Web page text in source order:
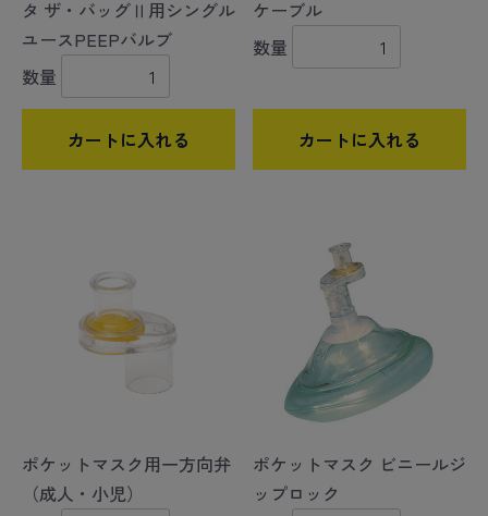
タ ザ・バッグⅡ用シングル
ユースPEEPバルブ
数量
カートに入れる
ケーブル
数量
カートに入れる
ポケットマスク用一方向弁
（成人・小児）
ポケットマスク ビニールジ
ップロック